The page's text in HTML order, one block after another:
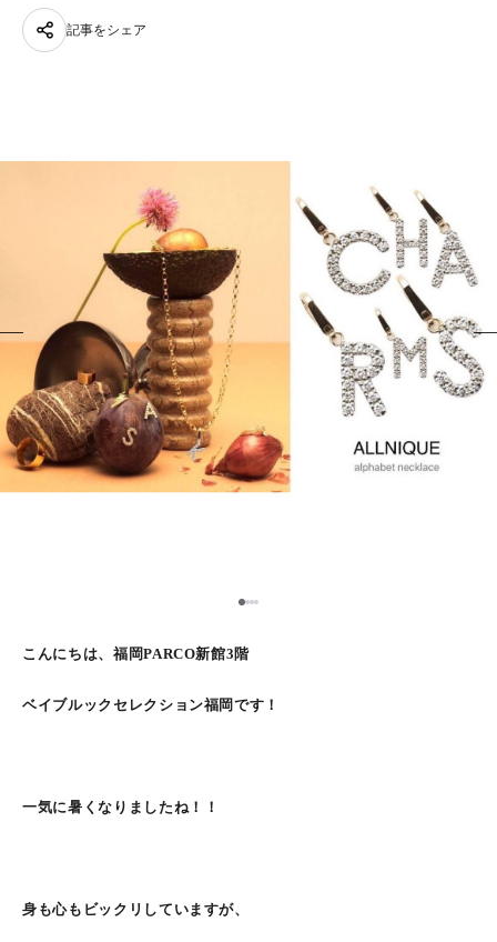
記事をシェア
123
こんにちは、福岡PARCO新館3階
ベイブルックセレクション福岡です！
一気に暑くなりましたね！！
身も心もビックリしていますが、